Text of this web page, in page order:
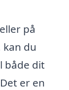
på
du
både dit
er en